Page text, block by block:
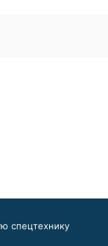
спецтехнику